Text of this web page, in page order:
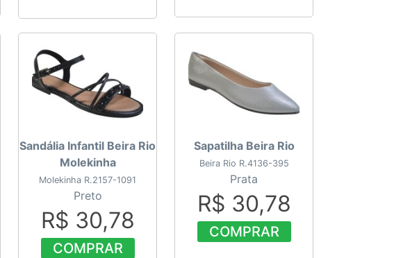
Sandália Infantil Beira Rio
Molekinha
Molekinha R.2157-1091
Preto
R$ 30,78
COMPRAR
Sapatilha Beira Rio
Beira Rio R.4136-395
Prata
R$ 30,78
COMPRAR